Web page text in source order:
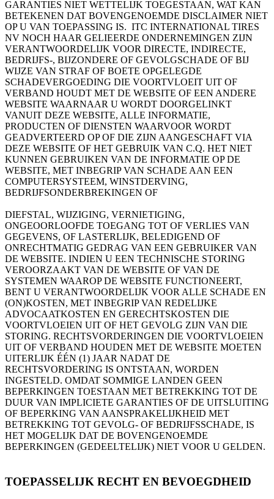
GARANTIES NIET WETTELIJK TOEGESTAAN, WAT KAN
BETEKENEN DAT BOVENGENOEMDE DISCLAIMER NIET
OP U VAN TOEPASSING IS. ITC INTERNATIONAL TIRES
NV NOCH HAAR GELIEERDE ONDERNEMINGEN ZIJN
VERANTWOORDELIJK VOOR DIRECTE, INDIRECTE,
BEDRIJFS-, BIJZONDERE OF GEVOLGSCHADE OF BIJ
WIJZE VAN STRAF OF BOETE OPGELEGDE
SCHADEVERGOEDING DIE VOORTVLOEIT UIT OF
VERBAND HOUDT MET DE WEBSITE OF EEN ANDERE
WEBSITE WAARNAAR U WORDT DOORGELINKT
VANUIT DEZE WEBSITE, ALLE INFORMATIE,
PRODUCTEN OF DIENSTEN WAARVOOR WORDT
GEADVERTEERD OP OF DIE ZIJN AANGESCHAFT VIA
DEZE WEBSITE OF HET GEBRUIK VAN C.Q. HET NIET
KUNNEN GEBRUIKEN VAN DE INFORMATIE OP DE
WEBSITE, MET INBEGRIP VAN SCHADE AAN EEN
COMPUTERSYSTEEM, WINSTDERVING,
BEDRIJFSONDERBREKINGEN OF
DIEFSTAL, WIJZIGING, VERNIETIGING,
ONGEOORLOOFDE TOEGANG TOT OF VERLIES VAN
GEGEVENS, OF LASTERLIJK, BELEDIGEND OF
ONRECHTMATIG GEDRAG VAN EEN GEBRUIKER VAN
DE WEBSITE. INDIEN U EEN TECHNISCHE STORING
VEROORZAAKT VAN DE WEBSITE OF VAN DE
SYSTEMEN WAAROP DE WEBSITE FUNCTIONEERT,
BENT U VERANTWOORDELIJK VOOR ALLE SCHADE EN
(ON)KOSTEN, MET INBEGRIP VAN REDELIJKE
ADVOCAATKOSTEN EN GERECHTSKOSTEN DIE
VOORTVLOEIEN UIT OF HET GEVOLG ZIJN VAN DIE
STORING. RECHTSVORDERINGEN DIE VOORTVLOEIEN
UIT OF VERBAND HOUDEN MET DE WEBSITE MOETEN
UITERLIJK ÉÉN (1) JAAR NADAT DE
RECHTSVORDERING IS ONTSTAAN, WORDEN
INGESTELD. OMDAT SOMMIGE LANDEN GEEN
BEPERKINGEN TOESTAAN MET BETREKKING TOT DE
DUUR VAN IMPLICIETE GARANTIES OF DE UITSLUITING
OF BEPERKING VAN AANSPRAKELIJKHEID MET
BETREKKING TOT GEVOLG- OF BEDRIJFSSCHADE, IS
HET MOGELIJK DAT DE BOVENGENOEMDE
BEPERKINGEN (GEDEELTELIJK) NIET VOOR U GELDEN.
TOEPASSELIJK RECHT EN BEVOEGDHEID